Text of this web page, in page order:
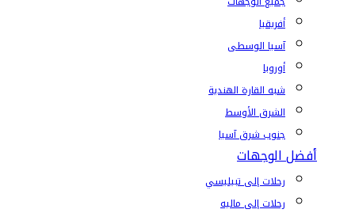
أفريقيا
آسيا الوسطى
أوروبا
شبه القارة الهندية
الشرق الأوسط
جنوب شرق آسيا
أفضل الوجهات
رحلات إلى تبيليسي
رحلات إلى ماليه